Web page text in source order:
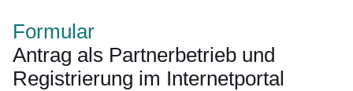
Formular
Antrag als Partnerbetrieb und
Registrierung im Internetportal